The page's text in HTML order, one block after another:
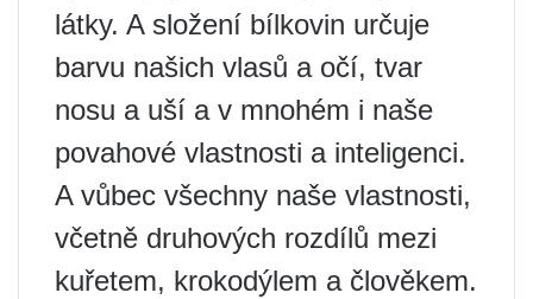
látky. A složení bílkovin určuje
barvu našich vlasů a očí, tvar
nosu a uší a v mnohém i naše
povahové vlastnosti a inteligenci.
A vůbec všechny naše vlastnosti,
včetně druhových rozdílů mezi
kuřetem, krokodýlem a člověkem.